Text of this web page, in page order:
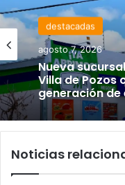
destacadas
agosto 7, 2026
Nueva
Villa de Pozos
generación de
Noticias